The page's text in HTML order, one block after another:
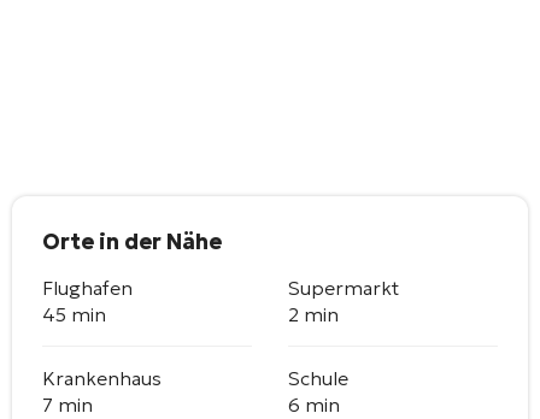
Orte in der Nähe
Flughafen
45 min
Supermarkt
2 min
Krankenhaus
7 min
Schule
6 min